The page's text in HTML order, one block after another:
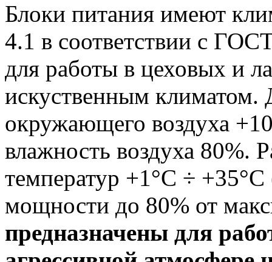
Блоки питания имеют
4.1 в соответствии с
для работы в цеховых и
искуственным климатом.
окружающего воздуха
влажность воздуха 80%.
температур +1°С ÷
мощности до 80% от
предназначены для